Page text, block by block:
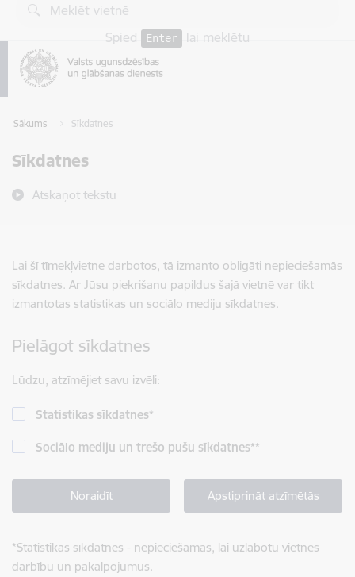
Pāriet uz lapas saturu
Spied
Enter lai meklētu
Sākums Sīkdatnes
Sīkdatnes
Atskaņot tekstu
Lai šī tīmekļvietne darbotos, tā izmanto obligāti nepieciešamās
sīkdatnes. Ar Jūsu piekrišanu papildus šajā vietnē var tikt
izmantotas statistikas un sociālo mediju sīkdatnes.
Pielāgot sīkdatnes
Lūdzu, atzīmējiet savu izvēli:
Statistikas sīkdatnes*
Sociālo mediju un trešo pušu sīkdatnes**
Noraidīt Apstiprināt atzīmētās
*Statistikas sīkdatnes - nepieciešamas, lai uzlabotu vietnes
darbību un pakalpojumus.